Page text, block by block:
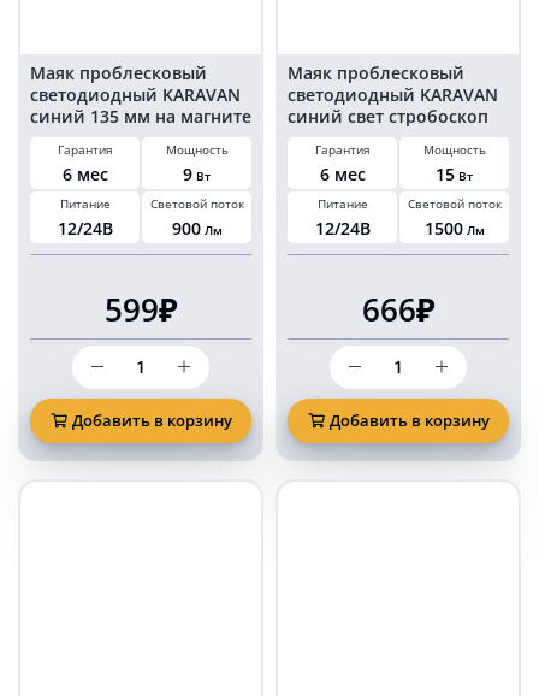
Маяк проблесковый
светодиодный KARAVAN
синий 135 мм на магните
и болтах 18 LED
Гарантия
6 мес
Мощность
9 Вт
Питание
12/24В
Световой поток
900 Лм
599₽
Количество
товара
Маяк
проблесковый
светодиодный
KARAVAN
синий
Добавить в корзину
Маяк проблесковый
светодиодный KARAVAN
синий свет стробоскоп
100 мм 15 Ватт на болтах
Гарантия
6 мес
Мощность
15 Вт
Питание
12/24В
Световой поток
1500 Лм
666₽
Количество
товара
Маяк
проблесковый
светодиодный
KARAVAN
синий
Добавить в корзину